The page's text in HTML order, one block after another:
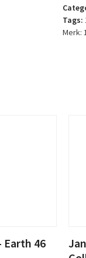
in
Tags:
Merk:
Earth 46